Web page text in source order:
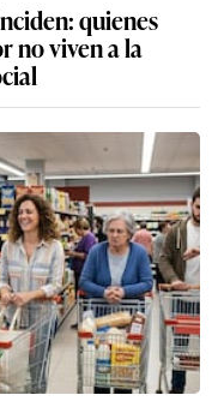
quienes
no viven a la